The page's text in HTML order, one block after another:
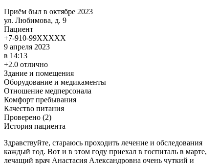
Приём был в октябре 2023
ул. Любимова, д. 9
Пациент
+7-910-99XXXXX
9 апреля 2023
в 14:13
+2.0 отлично
Здание и помещения
Оборудование и медикаменты
Отношение медперсонала
Комфорт пребывания
Качество питания
Проверено (2)
История пациента
Здравствуйте, стараюсь проходить лечение и обследования
каждый год. Вот и в этом году приехал в госпиталь в марте,
лечащий врач Анастасия Александровна очень чуткий и